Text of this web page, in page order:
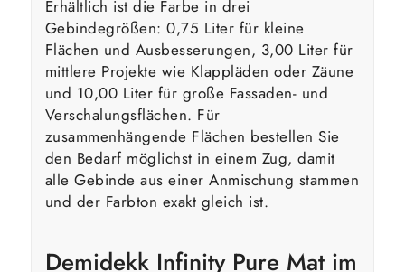
Erhältlich ist die Farbe in drei
Gebindegrößen: 0,75 Liter für kleine
Flächen und Ausbesserungen, 3,00 Liter für
mittlere Projekte wie Klappläden oder Zäune
und 10,00 Liter für große Fassaden- und
Verschalungsflächen. Für
zusammenhängende Flächen bestellen Sie
den Bedarf möglichst in einem Zug, damit
alle Gebinde aus einer Anmischung stammen
und der Farbton exakt gleich ist.
Demidekk Infinity Pure Mat im